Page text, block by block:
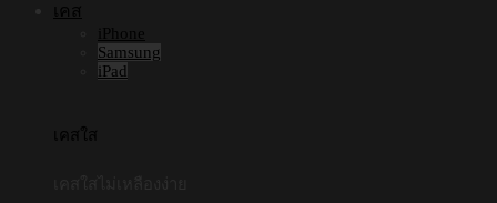
เคส
iPhone
Samsung
iPad
เคสใส